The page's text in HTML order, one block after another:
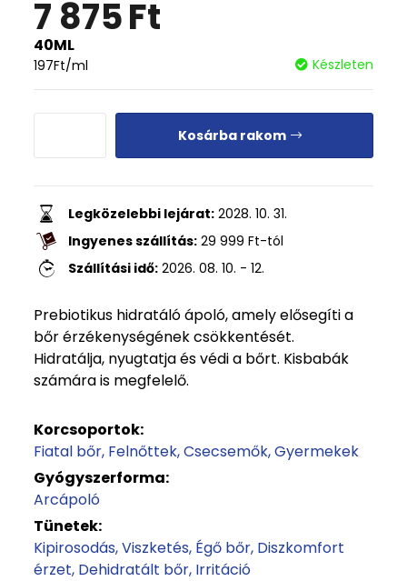
7 875Ft
40ML
197Ft/ml Készleten
Kosárba rakom
Legközelebbi lejárat: 2028. 10. 31.
Ingyenes szállítás: 29 999 Ft-tól
Szállítási idő: 2026. 08. 10. - 12.
Prebiotikus hidratáló ápoló, amely elősegíti a
bőr érzékenységének csökkentését.
Hidratálja, nyugtatja és védi a bőrt. Kisbabák
számára is megfelelő.
Korcsoportok:
Fiatal bőr Felnőttek Csecsemők Gyermekek
Gyógyszerforma:
Arcápoló
Tünetek:
Kipirosodás Viszketés Égő bőr Diszkomfort
érzet Dehidratált bőr Irritáció